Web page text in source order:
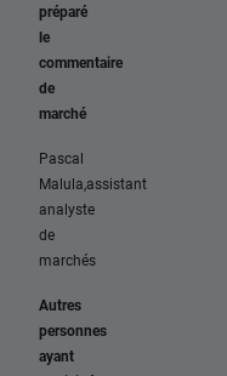
préparé
le
commentaire
de
marché
Pascal
Malula,assistant
analyste
de
marchés
Autres
personnes
ayant